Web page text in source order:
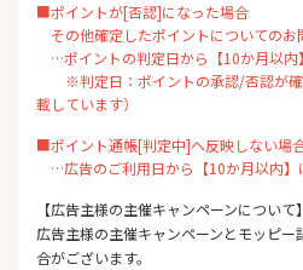
■ポイントが[否認]になった場合
その他確定したポイントについてのお
…ポイントの判定日から【10か月以内
※判定日：ポイントの承認/否認が確
載しています）
■ポイント通帳[判定中]へ反映しない場
…広告のご利用日から【10か月以内】
【広告主様の主催キャンペーンについて】
広告主様の主催キャンペーンとモッピ
合がございます。